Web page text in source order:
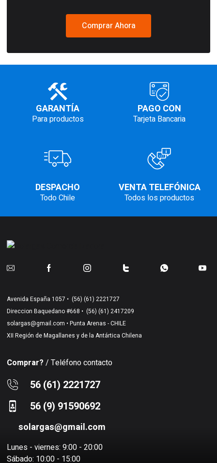
Comprar Ahora
GARANTÍA
Para productos
PAGO CON
Tarjeta Bancaria
DESPACHO
Todo Chile
VENTA TELEFÓNICA
Todos los productos
Avenida España 1057 • (56) (61) 2221727
Direccion Baquedano #668 • (56) (61) 2417209
solargas@gmail.com • Punta Arenas - CHILE
XII Región de Magallanes y de la Antártica Chilena
Comprar? / Teléfono contacto
56 (61) 2221727
56 (9) 91590692
solargas@gmail.com
Lunes - viernes: 9:00 - 20:00
Sábado: 10:00 - 15:00